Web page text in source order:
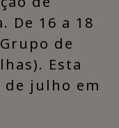
De 16 a 18
de
Esta
de julho em